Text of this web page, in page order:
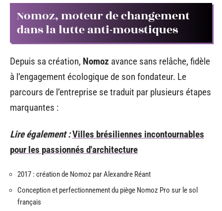
Nomoz, moteur de changement
dans la lutte anti-moustiques
Depuis sa création, Nomoz avance sans relâche, fidèle
à l’engagement écologique de son fondateur. Le
parcours de l’entreprise se traduit par plusieurs étapes
marquantes :
Lire également :Villes brésiliennes incontournables
pour les passionnés d'architecture
2017 : création de Nomoz par Alexandre Réant
Conception et perfectionnement du piège Nomoz Pro sur le sol
français